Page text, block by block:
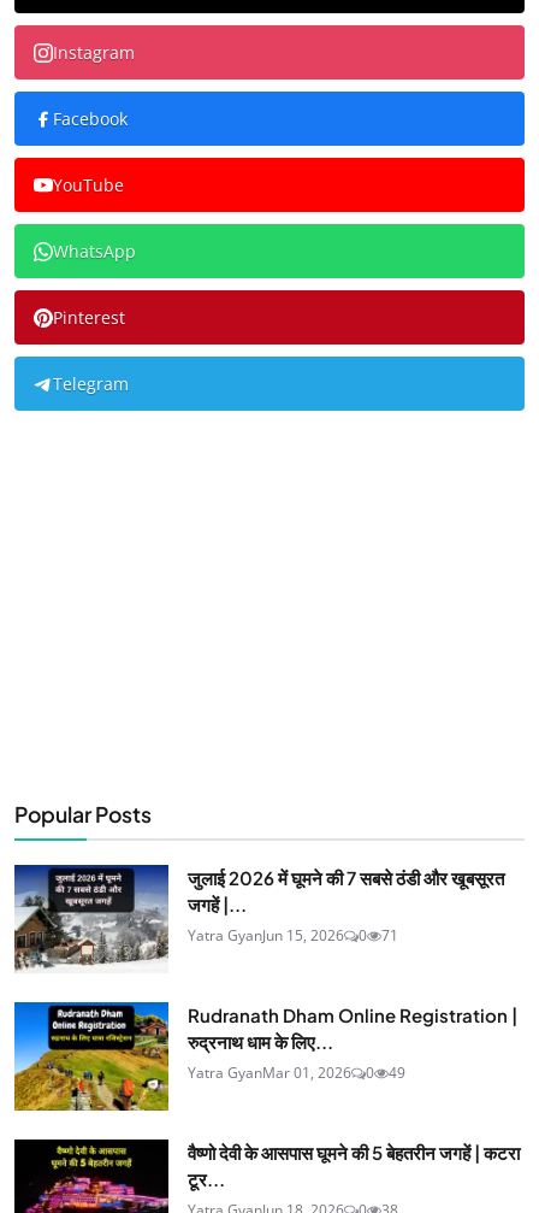
Instagram
Facebook
YouTube
WhatsApp
Pinterest
Telegram
Popular Posts
जुलाई 2026 में घूमने की 7 सबसे ठंडी और खूबसूरत
जगहें |...
Yatra GyanJun 15, 2026 0 71
Rudranath Dham Online Registration |
रुद्रनाथ धाम के लिए...
Yatra GyanMar 01, 2026 0 49
वैष्णो देवी के आसपास घूमने की 5 बेहतरीन जगहें | कटरा
टूर...